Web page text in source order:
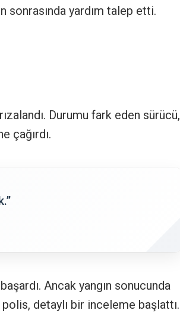
sonrasında yardım talep etti.
Durumu fark eden sürücü,
çağırdı.
Ancak yangın sonucunda
detaylı bir inceleme başlattı.